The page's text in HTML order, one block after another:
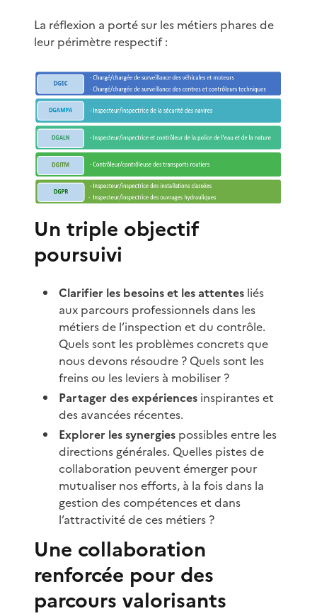
La réflexion a porté sur les métiers phares de
leur périmètre respectif :
Un triple objectif
poursuivi
Clarifier les besoins et les attentes liés
aux parcours professionnels dans les
métiers de l’inspection et du contrôle.
Quels sont les problèmes concrets que
nous devons résoudre ? Quels sont les
freins ou les leviers à mobiliser ?
Partager des expériences inspirantes et
des avancées récentes.
Explorer les synergies possibles entre les
directions générales. Quelles pistes de
collaboration peuvent émerger pour
mutualiser nos efforts, à la fois dans la
gestion des compétences et dans
l’attractivité de ces métiers ?
Une collaboration
renforcée pour des
parcours valorisants